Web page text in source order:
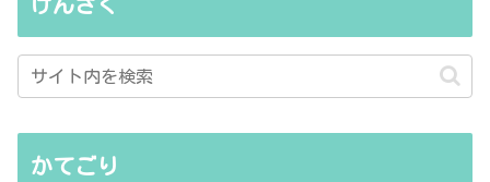
けんさく
かてごり